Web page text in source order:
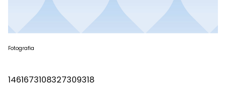
Fotografia
1461673108327309318